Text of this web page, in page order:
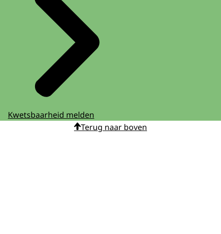
Kwetsbaarheid melden
Terug naar boven